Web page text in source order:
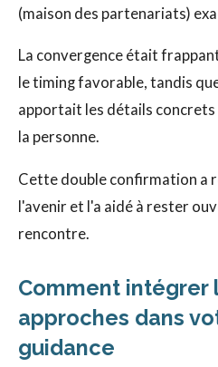
(maison des partenariats)
La convergence était
le timing favorable, tandis
apportait les détails
la personne.
Cette double confirmation a
l'avenir et l'a aidé à rester
rencontre.
Comment intégrer
approches dans
guidance